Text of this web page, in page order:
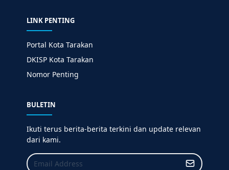
LINK PENTING
Portal Kota Tarakan
DKISP Kota Tarakan
Nomor Penting
BULETIN
Ikuti terus berita-berita terkini dan update relevan
dari kami.